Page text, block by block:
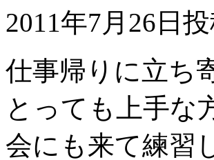
2011年7月26日
仕事帰りに立ち
とっても上手な
会にも来て練習